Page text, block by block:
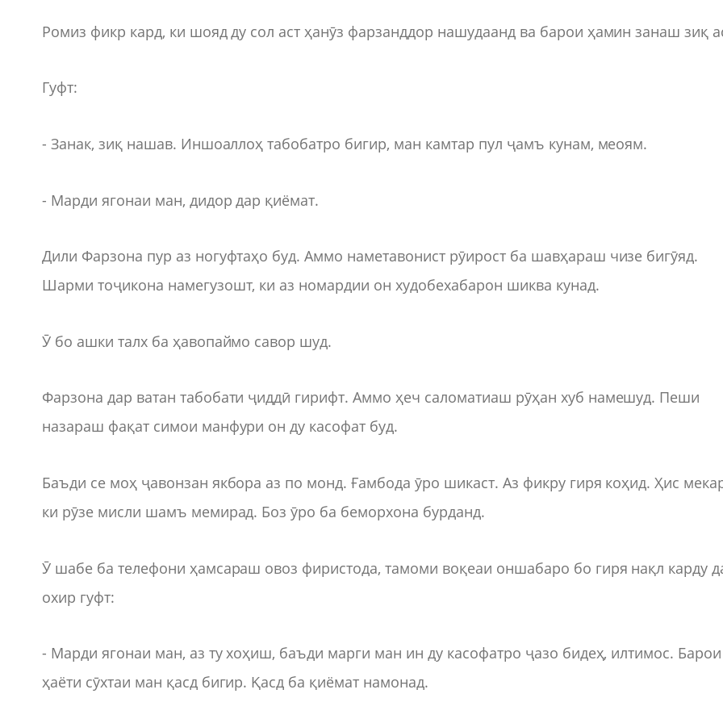
Ромиз фикр кард, ки шояд ду сол аст ҳанӯз фарзанддор нашудаанд ва барои ҳамин занаш зиқ
Гуфт:
- Занак, зиқ нашав. Иншоаллоҳ табобатро бигир, ман камтар пул ҷамъ кунам, меоям.
- Марди ягонаи ман, дидор дар қиёмат.
Дили Фарзона пур аз ногуфтаҳо буд. Аммо наметавонист рӯирост ба шавҳараш чизе бигӯяд.
Шарми тоҷикона намегузошт, ки аз номардии он худобехабарон шиква кунад.
Ӯ бо ашки талх ба ҳавопаймо савор шуд.
Фарзона дар ватан табобати ҷиддӣ гирифт. Аммо ҳеч саломатиаш рӯҳан хуб намешуд. Пеши
назараш фақат симои манфури он ду касофат буд.
Баъди се моҳ ҷавонзан якбора аз по монд. Ғамбода ӯро шикаст. Аз фикру гиря коҳид. Ҳис
ки рӯзе мисли шамъ мемирад. Боз ӯро ба беморхона бурданд.
Ӯ шабе ба телефони ҳамсараш овоз фиристода, тамоми воқеаи оншабаро бо гиря нақл карду
охир гуфт:
- Марди ягонаи ман, аз ту хоҳиш, баъди марги ман ин ду касофатро ҷазо бидеҳ, илтимос. Барои
ҳаёти сӯхтаи ман қасд бигир. Қасд ба қиёмат намонад.